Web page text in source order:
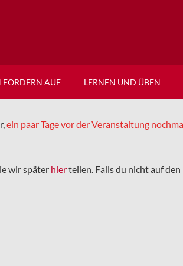
FORDERN AUF LERNEN UND ÜBEN
ein paar Tage vor der Veranstaltung
wir später hierteilen. Falls du nicht auf